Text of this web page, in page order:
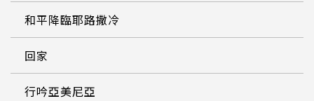
和平降臨耶路撒冷
回家
行吟亞美尼亞